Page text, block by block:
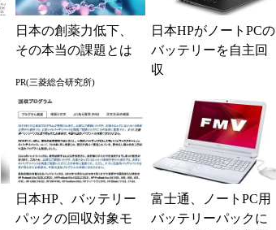
日本の創薬力低下、
その本当の課題とは
PR(三菱総合研究所)
日本HPがノートPCの
バッテリーを自主回
収
日本HP、バッテリー
パックの回収対象モ
富士通、ノートPC用
バッテリーパックに